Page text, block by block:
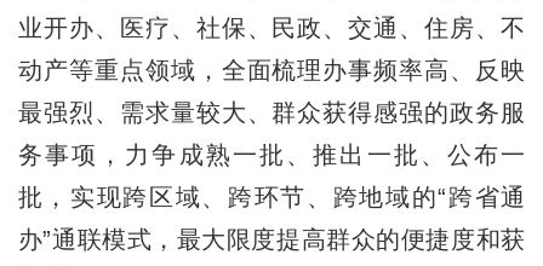
业开办、医疗、社保、民政、交通、住房、不
动产等重点领域，全面梳理办事频率高、反映
最强烈、需求量较大、群众获得感强的政务服
务事项，力争成熟一批、推出一批、公布一
批，实现跨区域、跨环节、跨地域的“跨省通
办”通联模式，最大限度提高群众的便捷度和获